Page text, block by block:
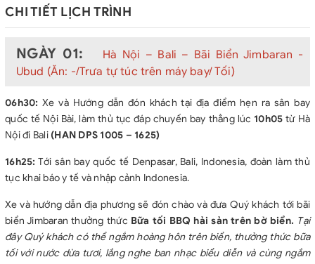
khách có nhu cầu kết hợp làm việc, đề nghị thông báo rõ khi làm
thủ tục đăng ký.
không báo trước
Chương trình trên có thể thay đổi về thời gian và lịch trình,
Giá trên có thể thay đổi khi hàng không/ phương tiện vận
chuyển thay đổi phụ thu
Vé máy bay theo lich trình cả đoàn, nếu có sự thay đổi sau khi
các điều kiện với hành khách đi máy bay phụ thuộc vào hãng
hàng không.
Các dịch vụ không sử dụng đến mà không báo trước khi đăng
ký sẽ không được hoàn lại
Khách hàng đăng ký lẻ 1 người trong trường hợp không ghép
được phòng phải thanh toán phụ phí phòng đơn .
CHI TIẾT LỊCH TRÌNH
NGÀY 01:
Hà Nội – Bali – Bãi Biển Jimbaran -
Ubud (Ăn: -/Trưa tự túc trên máy bay/ Tối)
06h30: Xe và Hướng dẫn đón khách tại địa điểm hẹn ra sân bay
quốc tế Nội Bài, làm thủ tục đáp chuyến bay thẳng lúc10h05 từ Hà
Nội đi Bali (HAN DPS 1005 – 1625)
16h25: Tới sân bay quốc tế Denpasar, Bali, Indonesia, đoàn làm thủ
tục khai báo y tế và nhập cảnh Indonesia.
Xe và hướng dẫn địa phương sẽ đón chào và đưa Quý khách tới bãi
biển Jimbaran thưởng thức Bữa tối BBQ hải sản trên bờ biển. Tại
đây Quý khách có thể ngắm hoàng hôn trên biển, thưởng thức bữa
tối với nước dừa tươi, lắng nghe ban nhạc biểu diễn và cùng ngắm